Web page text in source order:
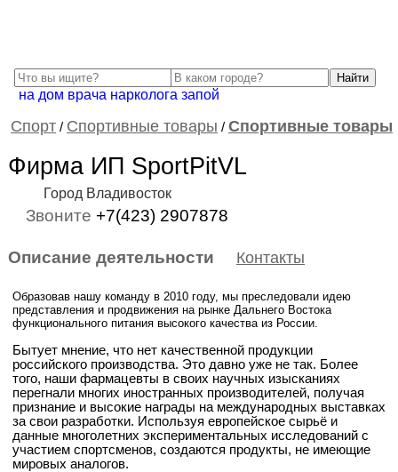
на дом врача нарколога запой
Спорт / Спортивные товары / Спортивные товары
Фирма ИП SportPitVL
Город Владивосток
Звоните +7(423) 2907878
Описание деятельности Контакты
Образовав нашу команду в 2010 году, мы преследовали идею
представления и продвижения на рынке Дальнего Востока
функционального питания высокого качества из России.
Бытует мнение, что нет качественной продукции
российского производства. Это давно уже не так. Более
того, наши фармацевты в своих научных изысканиях
перегнали многих иностранных производителей, получая
признание и высокие награды на международных выставках
за свои разработки. Используя европейское сырьё и
данные многолетних экспериментальных исследований с
участием спортсменов, создаются продукты, не имеющие
мировых аналогов.